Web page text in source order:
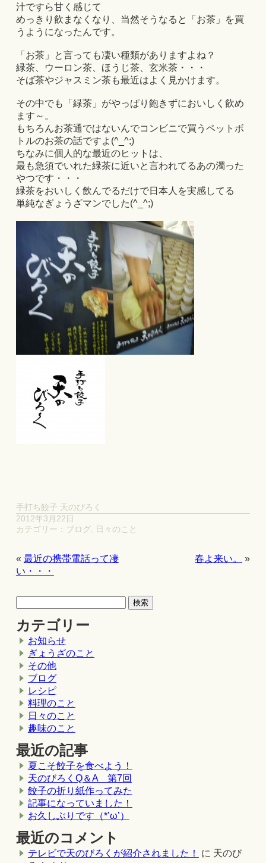
汁ですら甘く感じて
めっきり飲まなくなり、当然そうなると「お茶」を買
うようになったんです。
「お茶」と言っても凄い種類がありますよね？
緑茶、ウーロン茶、ほうじ茶、玄米茶・・・
そば茶やジャスミン茶も最近はよく見かけます。
その中でも「緑茶」がやっぱり飽きずにおいしく飲め
ます～。
もちろんお茶通ではないんでコンビニで買うペットボ
トルのお茶の話ですよ(^_^;)
ちなみに個人的な最近のヒットは、
最も急須でいれた緑茶に近いと言われてるあの濁った
やつです・・・
緑茶をおいしく飲んでるだけで日本人を実感してる
単純なぎょうざマンでした(^_^;)
手打ち餃子 天のびろく
2012年3月22日
カテゴリー： ブログ, 日々のこと
« 最近の携帯電話って凄
い・・・
春よ来い。 »
カテゴリー
お知らせ
ぎょうざのこと
その他
ブログ
レシピ
料理のこと
日々のこと
趣味のこと
最近の記事
夏こそ餃子を食べよう！
天のびろくQ＆A 第7回
餃子の折り紙作ってみた
記事になっていました！
お久しぶりです（*’ω’）
最近のコメント
テレビで天のびろくが紹介されました！ に 天のび